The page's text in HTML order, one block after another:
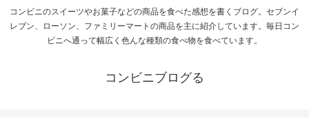
コンビニのスイーツやお菓子などの商品を食べた感想を書くブログ。セブンイ
レブン、ローソン、ファミリーマートの商品を主に紹介しています。毎日コン
ビニへ通って幅広く色んな種類の食べ物を食べています。
コンビニブログる